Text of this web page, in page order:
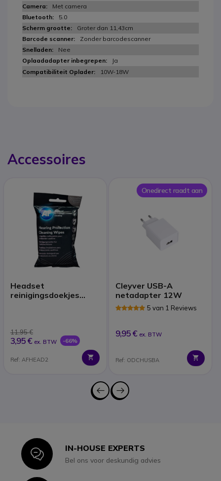
Met camera
5.0
Groter dan 11,43cm
Zonder barcodescanner
Nee
Ja
10W-18W
Accessoires
Headset
reinigingsdoekjes
11,95 €
3,95 € ex. BTW -66%
Ref: AFHEAD2
Onedirect raadt aan
Cleyver USB-A
netadapter 12W
5 van 1 Reviews
9,95 € ex. BTW
Ref: ODCHUSBA
IconIN-HOUSE EXPERTS
Bel ons voor deskundig advies